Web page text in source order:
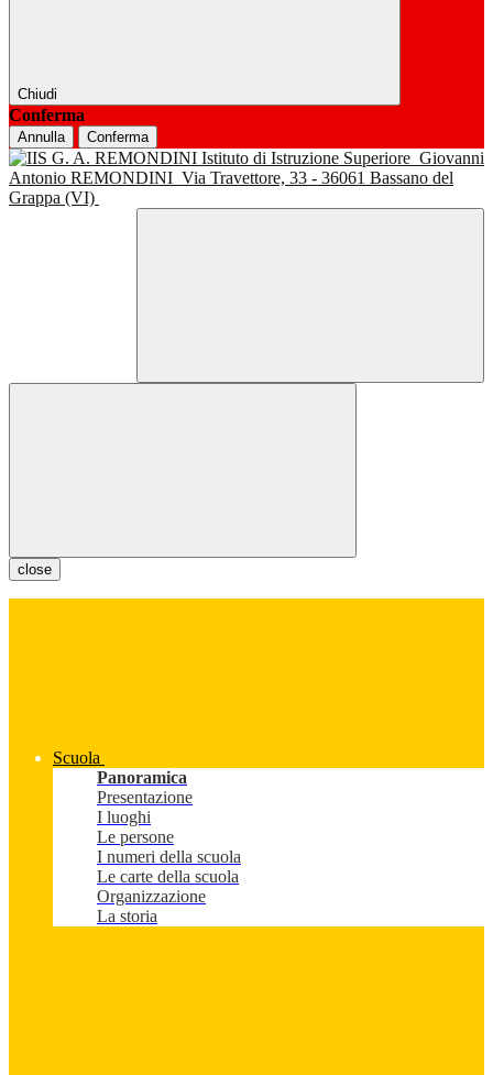
Chiudi
Conferma
Annulla Conferma
Istituto di Istruzione Superiore Giovanni
Antonio REMONDINI Via Travettore, 33 - 36061 Bassano del
Grappa (VI)
close
Scuola
Panoramica
Presentazione
I luoghi
Le persone
I numeri della scuola
Le carte della scuola
Organizzazione
La storia